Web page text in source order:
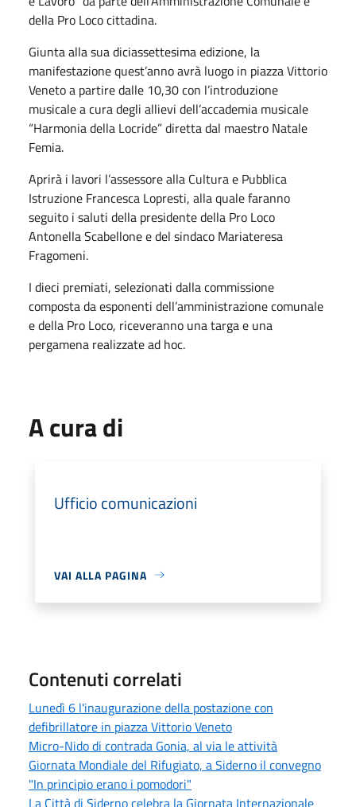
della Pro Loco cittadina.
Giunta alla sua diciassettesima edizione, la
manifestazione quest’anno avrà luogo in piazza Vittorio
Veneto a partire dalle 10,30 con l’introduzione
musicale a cura degli allievi dell’accademia musicale
“Harmonia della Locride” diretta dal maestro Natale
Femia.
Aprirà i lavori l’assessore alla Cultura e Pubblica
Istruzione Francesca Lopresti, alla quale faranno
seguito i saluti della presidente della Pro Loco
Antonella Scabellone e del sindaco Mariateresa
Fragomeni.
I dieci premiati, selezionati dalla commissione
composta da esponenti dell’amministrazione comunale
e della Pro Loco, riceveranno una targa e una
pergamena realizzate ad hoc.
A cura di
Ufficio comunicazioni
VAI ALLA PAGINA
Contenuti correlati
Lunedì 6 l'inaugurazione della postazione con
defibrillatore in piazza Vittorio Veneto
Micro-Nido di contrada Gonia, al via le attività
Giornata Mondiale del Rifugiato, a Siderno il convegno
"In principio erano i pomodori"
La Città di Siderno celebra la Giornata Internazionale